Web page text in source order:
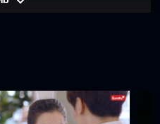
ษา EP.16